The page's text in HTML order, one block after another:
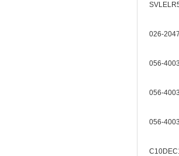
026-
056-
056-
056-